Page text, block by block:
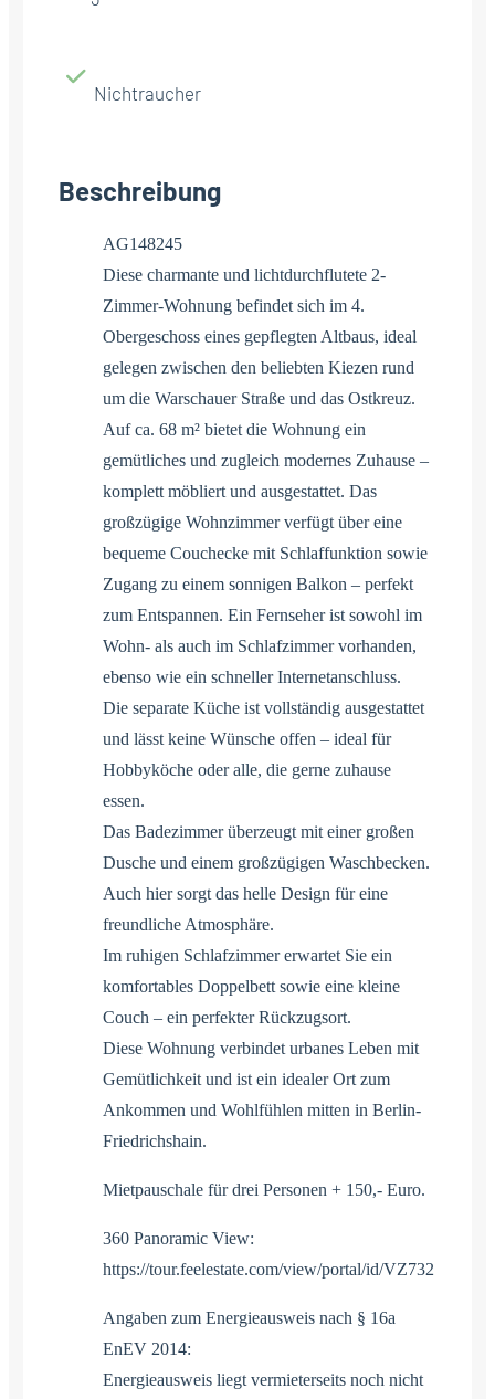
Nichtraucher
Beschreibung
AG148245
Diese charmante und lichtdurchflutete 2-
Zimmer-Wohnung befindet sich im 4.
Obergeschoss eines gepflegten Altbaus, ideal
gelegen zwischen den beliebten Kiezen rund
um die Warschauer Straße und das Ostkreuz.
Auf ca. 68 m² bietet die Wohnung ein
gemütliches und zugleich modernes Zuhause –
komplett möbliert und ausgestattet. Das
großzügige Wohnzimmer verfügt über eine
bequeme Couchecke mit Schlaffunktion sowie
Zugang zu einem sonnigen Balkon – perfekt
zum Entspannen. Ein Fernseher ist sowohl im
Wohn- als auch im Schlafzimmer vorhanden,
ebenso wie ein schneller Internetanschluss.
Die separate Küche ist vollständig ausgestattet
und lässt keine Wünsche offen – ideal für
Hobbyköche oder alle, die gerne zuhause
essen.
Das Badezimmer überzeugt mit einer großen
Dusche und einem großzügigen Waschbecken.
Auch hier sorgt das helle Design für eine
freundliche Atmosphäre.
Im ruhigen Schlafzimmer erwartet Sie ein
komfortables Doppelbett sowie eine kleine
Couch – ein perfekter Rückzugsort.
Diese Wohnung verbindet urbanes Leben mit
Gemütlichkeit und ist ein idealer Ort zum
Ankommen und Wohlfühlen mitten in Berlin-
Friedrichshain.
Mietpauschale für drei Personen + 150,- Euro.
360 Panoramic View:
https://tour.feelestate.com/view/portal/id/VZ732
Angaben zum Energieausweis nach § 16a
EnEV 2014:
Energieausweis liegt vermieterseits noch nicht